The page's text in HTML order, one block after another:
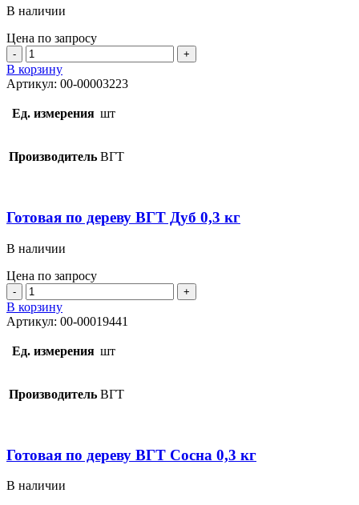
В наличии
Цена по запросу
Количество
товара
Готовая
ВГТ
7,5
кг
В корзину
Артикул: 00-00003223
Ед. измерения шт
Производитель ВГТ
Готовая по дереву ВГТ Дуб 0,3 кг
В наличии
Цена по запросу
Количество
товара
Готовая
дереву
ВГТ
0,3
В корзину
Артикул: 00-00019441
Ед. измерения шт
Производитель ВГТ
Готовая по дереву ВГТ Сосна 0,3 кг
В наличии